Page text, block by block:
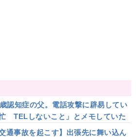
認知症の父。電話攻撃に辟易してい
TELしないこと」とメモしていた
通事故を起こす】出張先に舞い込ん